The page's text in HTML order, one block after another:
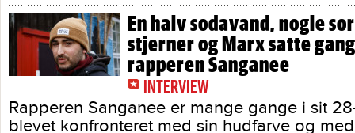
En halv sodavand, nogle
stjerner og Marx satte
rapperen Sanganee
INTERVIEW
Rapperen Sanganee er mange gange i sit
blevet konfronteret med sin hudfarve og med